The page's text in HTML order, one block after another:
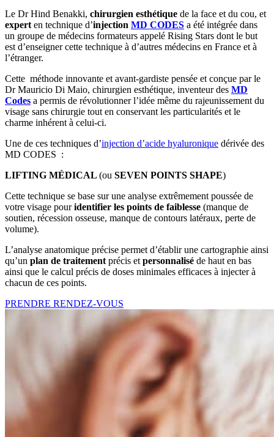
Le Dr Hind Benakki, chirurgien esthétique de la face et du cou, et
expert en technique d’injection MD CODES a été intégrée dans
un groupe de médecins formateurs appelé Rising Stars dont le but
est d’enseigner cette technique à d’autres médecins en France et à
l’étranger.
Cette méthode innovante et avant-gardiste pensée et conçue par le
Dr Mauricio Di Maio, chirurgien esthétique, inventeur des MD
Codes a permis de révolutionner l’idée même du rajeunissement du
visage sans chirurgie tout en conservant les particularités et le
charme inhérent à celui-ci.
Une de ces techniques d’injection d’acide hyaluronique dérivée des
MD CODES :
LIFTING MÉDICAL (ou SEVEN POINTS SHAPE)
Cette technique se base sur une analyse extrêmement poussée de
votre visage pouridentifier les points de faiblesse (manque de
soutien, récession osseuse, manque de contours latéraux, perte de
volume).
L’analyse anatomique précise permet d’établir une cartographie ainsi
qu’un plan de traitement précis et personnalisé de haut en bas
ainsi que le calcul précis de doses minimales efficaces à injecter à
chacun de ces points.
PRENDRE RENDEZ-VOUS